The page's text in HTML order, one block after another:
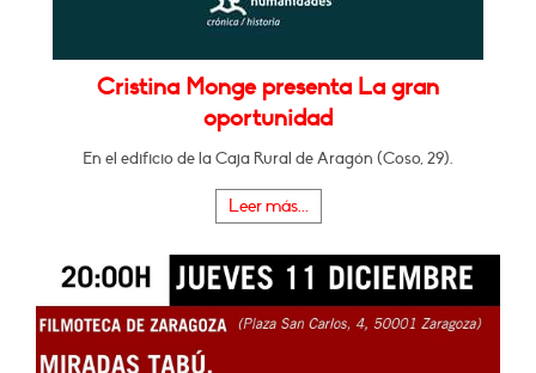
Cristina Monge presenta La gran
oportunidad
En el edificio de la Caja Rural de Aragón (Coso, 29).
Leer más...